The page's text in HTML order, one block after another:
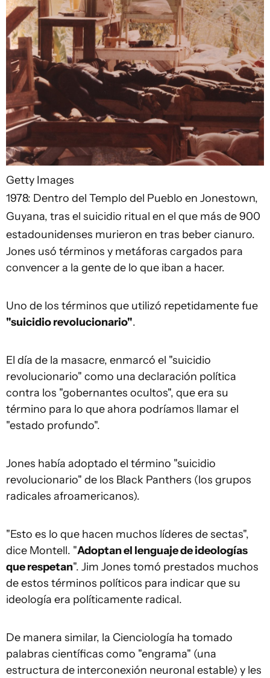
Getty Images
1978: Dentro del Templo del Pueblo en Jonestown,
Guyana, tras el suicidio ritual en el que más de 900
estadounidenses murieron en tras beber cianuro.
Jones usó términos y metáforas cargados para
convencer a la gente de lo que iban a hacer.
Uno de los términos que utilizó repetidamente fue
"suicidio revolucionario".
El día de la masacre, enmarcó el "suicidio
revolucionario" como una declaración política
contra los "gobernantes ocultos", que era su
término para lo que ahora podríamos llamar el
"estado profundo".
Jones había adoptado el término "suicidio
revolucionario" de los Black Panthers (los grupos
radicales afroamericanos).
"Esto es lo que hacen muchos líderes de sectas",
dice Montell. "Adoptan el lenguaje de ideologías
que respetan". Jim Jones tomó prestados muchos
de estos términos políticos para indicar que su
ideología era políticamente radical.
De manera similar, la Cienciología ha tomado
palabras científicas como "engrama" (una
estructura de interconexión neuronal estable) y les